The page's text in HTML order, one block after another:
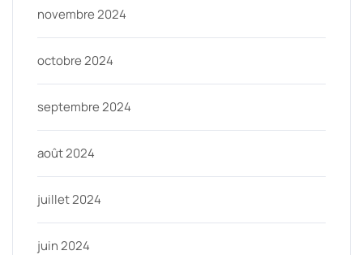
novembre 2024
octobre 2024
septembre 2024
août 2024
juillet 2024
juin 2024